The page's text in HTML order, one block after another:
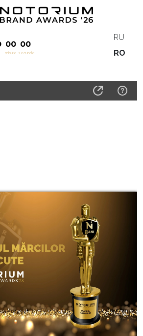
00
minute
00
secunde
RU
RO